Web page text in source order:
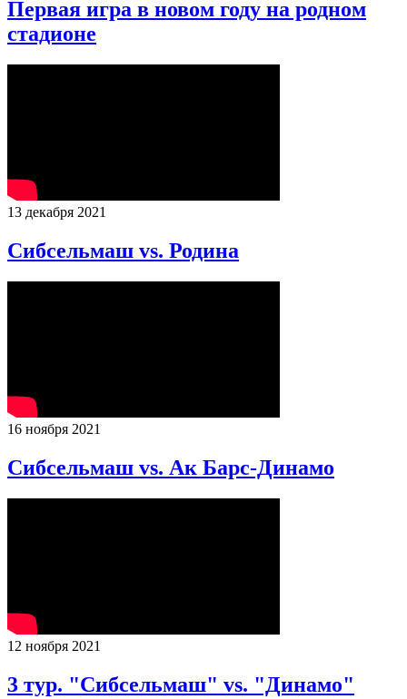
Первая игра в новом году на родном
стадионе
13 декабря 2021
Сибсельмаш vs. Родина
16 ноября 2021
Сибсельмаш vs. Ак Барс-Динамо
12 ноября 2021
3 тур. "Сибсельмаш" vs. "Динамо"